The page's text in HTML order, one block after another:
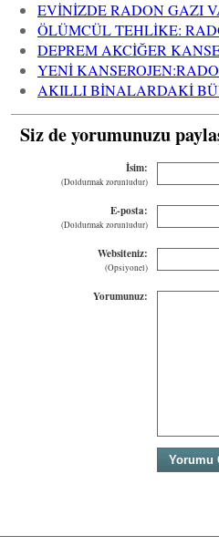
EVİNİZDE RADON GAZI
ÖLÜMCÜL TEHLİKE:
DEPREM AKCİĞER
YENİ
AKILLI BİNALARDAKİ
Siz de yorumunuzu
İsim:
(Doldurmak zorunludur)
E-posta:
(Doldurmak zorunludur)
Websiteniz:
(Opsiyonel)
Yorumunuz: